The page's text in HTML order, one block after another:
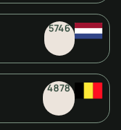
5746
4878